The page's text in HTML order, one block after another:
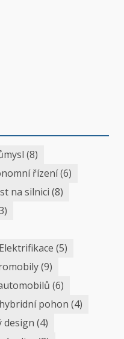
(8)
řízení(6)
na silnici (8)
Elektrifikace (5)
(9)
(6)
hybridní pohon (4)
design (4)